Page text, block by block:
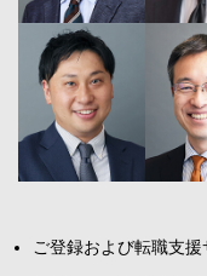
ご登録および転職支援